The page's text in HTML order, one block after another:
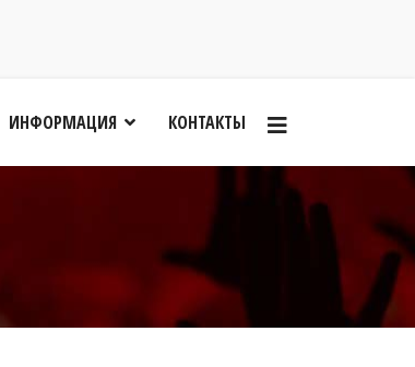
ИНФОРМАЦИЯ КОНТАКТЫ